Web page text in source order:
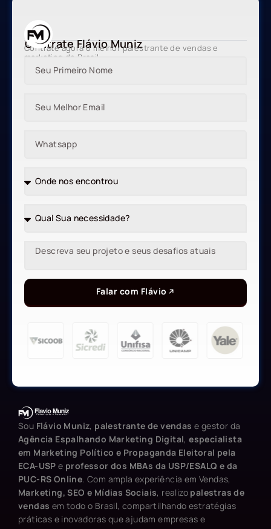
Contrate Flávio Muniz
Contrate agora o melhor palestrante de vendas e
marketing do Brasil
Falar com Flávio
Sou Flávio Muniz, palestrante de vendas e gestor da
Agência Espalhando Marketing Digital,especialista
em Marketing Político e Propaganda Eleitoral pela
ECA-USP e professor dos MBAs da USP/ESALQ e da
PUC-RS Online. Com ampla experiência em Vendas,
Marketing, SEO e Mídias Sociais, realizo palestras de
vendas em todo o Brasil, compartilhando estratégias
práticas e inovadoras que ajudam empresas e